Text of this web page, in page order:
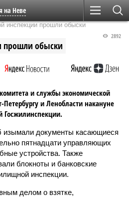
на Неве
инспекции прошли обыски
обыски
2892
и службы экономической
Петербургу и Ленобласти накануне
Госжилинспекции.
изымали документы касающиеся
пятнадцати управляющих
устройства. Также
блокноты и банковские
инспекции.
делом о взятке,